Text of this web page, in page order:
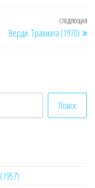
СЛЕДУЮЩАЯ
Верди. Травиата (1970)
Поиск